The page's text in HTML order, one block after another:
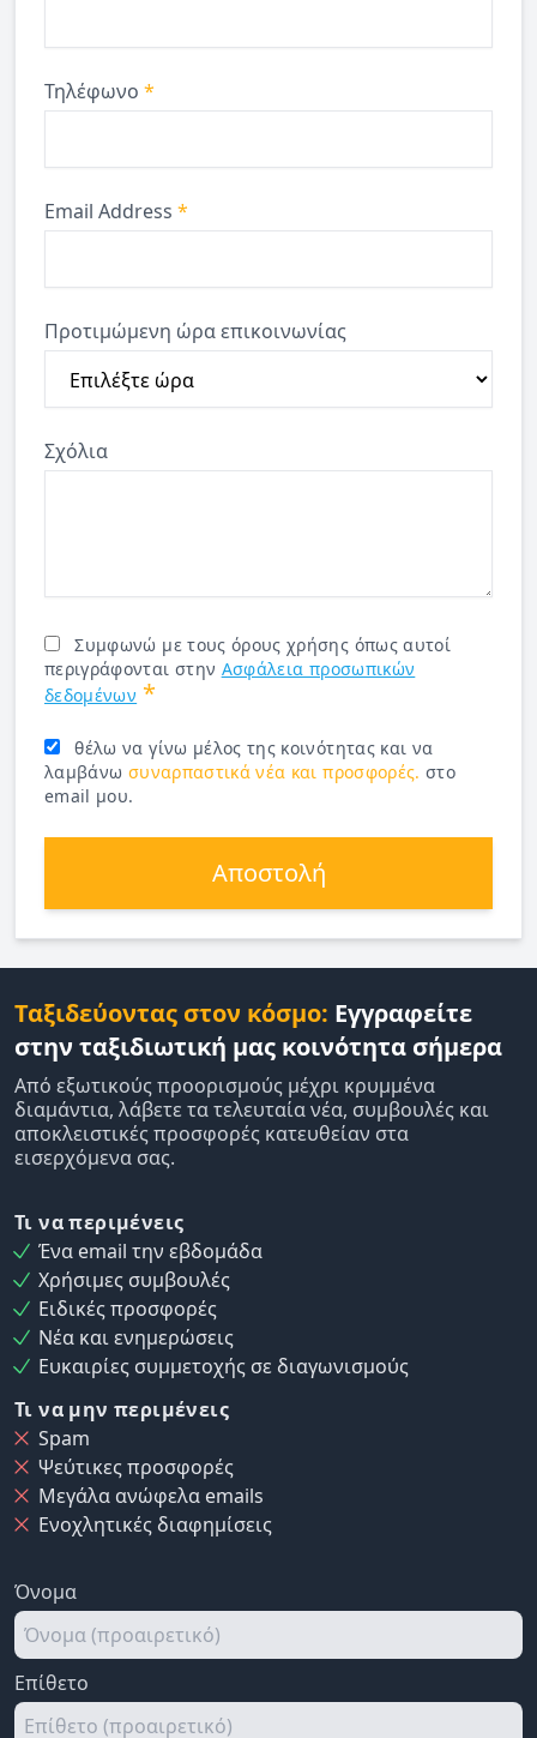
Τηλέφωνο *
Email Address *
Προτιμώμενη ώρα επικοινωνίας
Σχόλια
Συμφωνώ με τους όρους χρήσης όπως αυτοί
περιγράφονται στην Ασφάλεια προσωπικών
δεδομένων *
θέλω να γίνω μέλος της κοινότητας και να
λαμβάνω συναρπαστικά νέα και προσφορές. στο
email μου.
Αποστολή
Ταξιδεύοντας στον κόσμο: Εγγραφείτε
στην ταξιδιωτική μας κοινότητα σήμερα
Από εξωτικούς προορισμούς μέχρι κρυμμένα
διαμάντια, λάβετε τα τελευταία νέα, συμβουλές και
αποκλειστικές προσφορές κατευθείαν στα
εισερχόμενα σας.
Τι να περιμένεις
Ένα email την εβδομάδα
Χρήσιμες συμβουλές
Ειδικές προσφορές
Νέα και ενημερώσεις
Ευκαιρίες συμμετοχής σε διαγωνισμούς
Τι να μην περιμένεις
Spam
Ψεύτικες προσφορές
Μεγάλα ανώφελα emails
Ενοχλητικές διαφημίσεις
Όνομα
Επίθετο